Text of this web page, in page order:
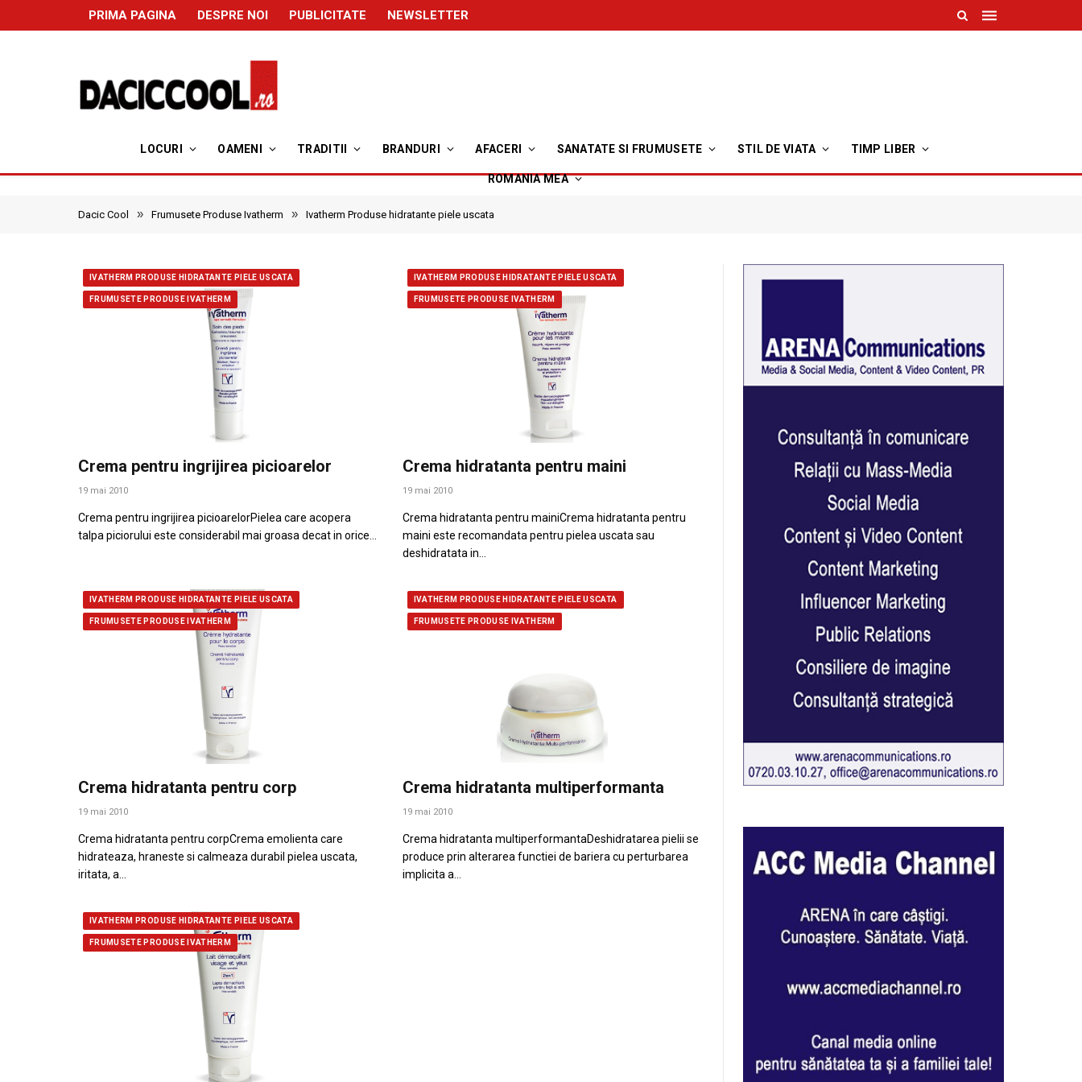
PRIMA PAGINA DESPRE NOI PUBLICITATE NEWSLETTER
LOCURI OAMENI TRADITII BRANDURI AFACERI SANATATE SI FRUMUSETE STIL DE VIATA TIMP LIBER
ROMANIA MEA
Dacic Cool » Frumusete Produse Ivatherm » Ivatherm Produse hidratante piele uscata
IVATHERM PRODUSE HIDRATANTE PIELE USCATA
FRUMUSETE PRODUSE IVATHERM
Crema pentru ingrijirea picioarelor
19 mai 2010
Crema pentru ingrijirea picioarelorPielea care acopera
talpa piciorului este considerabil mai groasa decat in orice…
IVATHERM PRODUSE HIDRATANTE PIELE USCATA
FRUMUSETE PRODUSE IVATHERM
Crema hidratanta pentru maini
19 mai 2010
Crema hidratanta pentru mainiCrema hidratanta pentru
maini este recomandata pentru pielea uscata sau
deshidratata in…
IVATHERM PRODUSE HIDRATANTE PIELE USCATA
FRUMUSETE PRODUSE IVATHERM
Crema hidratanta pentru corp
19 mai 2010
Crema hidratanta pentru corpCrema emolienta care
hidrateaza, hraneste si calmeaza durabil pielea uscata,
iritata, a…
IVATHERM PRODUSE HIDRATANTE PIELE USCATA
FRUMUSETE PRODUSE IVATHERM
Crema hidratanta multiperformanta
19 mai 2010
Crema hidratanta multiperformantaDeshidratarea pielii se
produce prin alterarea functiei de bariera cu perturbarea
implicita a…
IVATHERM PRODUSE HIDRATANTE PIELE USCATA
FRUMUSETE PRODUSE IVATHERM